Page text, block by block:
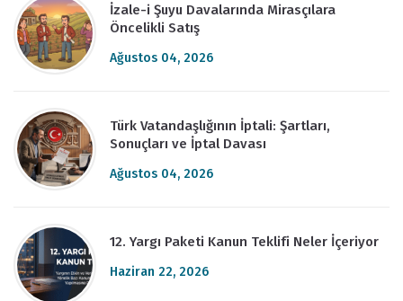
İzale-i Şuyu Davalarında Mirasçılara
Öncelikli Satış
Ağustos 04, 2026
Türk Vatandaşlığının İptali: Şartları,
Sonuçları ve İptal Davası
Ağustos 04, 2026
12. Yargı Paketi Kanun Teklifi Neler İçeriyor
Haziran 22, 2026